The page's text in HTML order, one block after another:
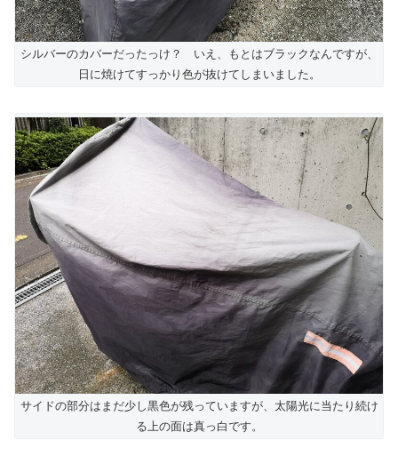
シルバーのカバーだったっけ？ いえ、もとはブラックなんですが、
日に焼けてすっかり色が抜けてしまいました。
サイドの部分はまだ少し黒色が残っていますが、太陽光に当たり続け
る上の面は真っ白です。